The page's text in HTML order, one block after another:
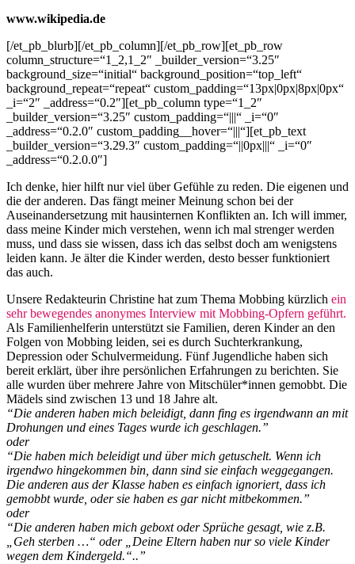
www.wikipedia.de
[/et_pb_blurb][/et_pb_column][/et_pb_row][et_pb_row
column_structure=“1_2,1_2″ _builder_version=“3.25″
background_size=“initial“ background_position=“top_left“
background_repeat=“repeat“ custom_padding=“13px|0px|8px|0px“
_i=“2″ _address=“0.2″][et_pb_column type=“1_2″
_builder_version=“3.25″ custom_padding=“|||“ _i=“0″
_address=“0.2.0″ custom_padding__hover=“|||“][et_pb_text
_builder_version=“3.29.3″ custom_padding=“||0px|||“ _i=“0″
_address=“0.2.0.0″]
Ich denke, hier hilft nur viel über Gefühle zu reden. Die eigenen und
die der anderen. Das fängt meiner Meinung schon bei der
Auseinandersetzung mit hausinternen Konflikten an. Ich will immer,
dass meine Kinder mich verstehen, wenn ich mal strenger werden
muss, und dass sie wissen, dass ich das selbst doch am wenigstens
leiden kann. Je älter die Kinder werden, desto besser funktioniert
das auch.
Unsere Redakteurin Christine hat zum Thema Mobbing kürzlich ein
sehr bewegendes anonymes Interview mit Mobbing-Opfern geführt.
Als Familienhelferin unterstützt sie Familien, deren Kinder an den
Folgen von Mobbing leiden, sei es durch Suchterkrankung,
Depression oder Schulvermeidung. Fünf Jugendliche haben sich
bereit erklärt, über ihre persönlichen Erfahrungen zu berichten. Sie
alle wurden über mehrere Jahre von Mitschüler*innen gemobbt. Die
Mädels sind zwischen 13 und 18 Jahre alt.
“Die anderen haben mich beleidigt, dann fing es irgendwann an mit
Drohungen und eines Tages wurde ich geschlagen.”
oder
“Die haben mich beleidigt und über mich getuschelt. Wenn ich
irgendwo hingekommen bin, dann sind sie einfach weggegangen.
Die anderen aus der Klasse haben es einfach ignoriert, dass ich
gemobbt wurde, oder sie haben es gar nicht mitbekommen.”
oder
“Die anderen haben mich geboxt oder Sprüche gesagt, wie z.B.
„Geh sterben …“ oder „Deine Eltern haben nur so viele Kinder
wegen dem Kindergeld.“..”